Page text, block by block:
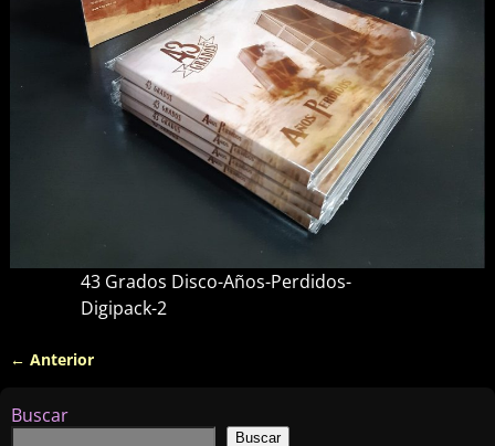
43 Grados Disco-Años-Perdidos-
Digipack-2
← Anterior
Buscar
Buscar